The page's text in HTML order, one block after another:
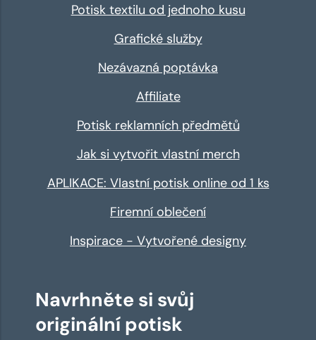
Potisk textilu od jednoho kusu
Grafické služby
Nezávazná poptávka
Affiliate
Potisk reklamních předmětů
Jak si vytvořit vlastní merch
APLIKACE: Vlastní potisk online od 1 ks
Firemní oblečení
Inspirace - Vytvořené designy
Navrhněte si svůj
originální potisk